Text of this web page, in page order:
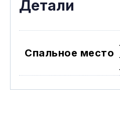
Детали
Спальное место